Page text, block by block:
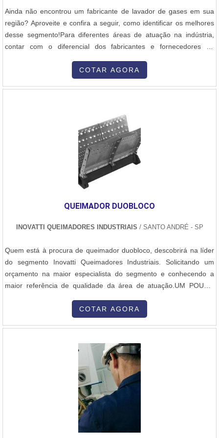
Ainda não encontrou um fabricante de lavador de gases em sua
região? Aproveite e confira a seguir, como identificar os melhores
desse segmento!Para diferentes áreas de atuação na indústria,
contar com o diferencial dos fabricantes e fornecedores de
melhores produtos, capazes de proporcionar bons resultados.
COTAR AGORA
QUEIMADOR DUOBLOCO
INOVATTI QUEIMADORES INDUSTRIAIS / SANTO ANDRÉ - SP
Quem está à procura de queimador duobloco, descobrirá na líder
do segmento Inovatti Queimadores Industriais. Solicitando um
orçamento na maior especialista do segmento e conhecendo a
maior referência de qualidade da área de atuação.UM POUCO
queimador duobloco em uma empresa comprometida com seus
queimador a gás para forno, disponibilizando tudo que há de mais
atual para garantir a qualidade final para cada cliente.Discorrendo
ainda sobre queimador duobloco, na essência da empresa, a
mesma deve prezar pelos produtos e serviços com ótima
qualidade e assertividade, pontos importantes que ficam de fora no
planejamento de empresas que visam apenas o lucro, deixando a
desejar nos outros fatores.É importante lembrar que o produto
deve sempre ser adquirido com empresas especializadas no
COTAR AGORA